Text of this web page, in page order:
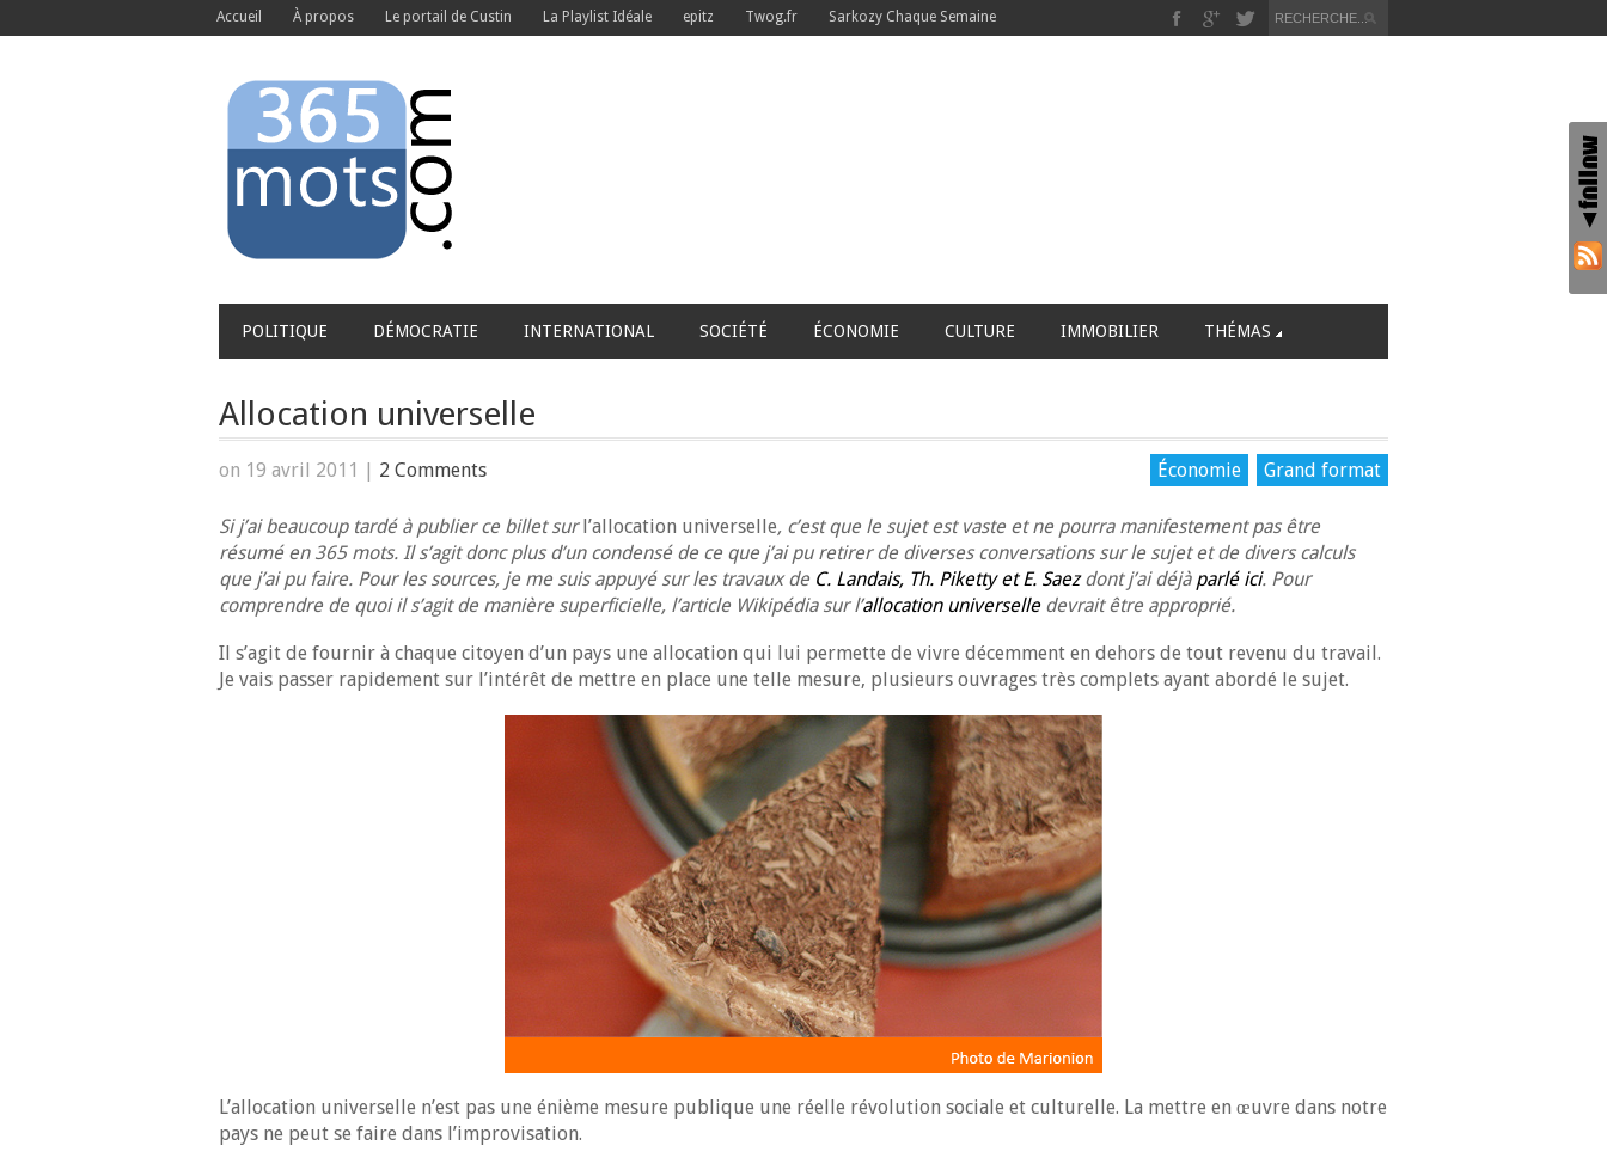
Accueil À propos Le portail de Custin La Playlist Idéale epitz Twog.fr Sarkozy Chaque Semaine
POLITIQUE DÉMOCRATIE INTERNATIONAL SOCIÉTÉ ÉCONOMIE CULTURE IMMOBILIER THÉMAS
Allocation universelle
on 19 avril 2011 | 2 Comments Économie Grand format
Si j’ai beaucoup tardé à publier ce billet surl’allocation universelle, c’est que le sujet est vaste et ne pourra manifestement pas être
résumé en 365 mots. Il s’agit donc plus d’un condensé de ce que j’ai pu retirer de diverses conversations sur le sujet et de divers calculs
que j’ai pu faire. Pour les sources, je me suis appuyé sur les travaux de C. Landais, Th. Piketty et E. Saezdont j’ai déjà parlé ici. Pour
comprendre de quoi il s’agit de manière superficielle, l’article Wikipédia sur l’allocation universelledevrait être approprié.
Il s’agit de fournir à chaque citoyen d’un pays une allocation qui lui permette de vivre décemment en dehors de tout revenu du travail.
Je vais passer rapidement sur l’intérêt de mettre en place une telle mesure, plusieurs ouvrages très complets ayant abordé le sujet.
L’allocation universelle n’est pas une énième mesure publique une réelle révolution sociale et culturelle. La mettre en œuvre dans notre
pays ne peut se faire dans l’improvisation.